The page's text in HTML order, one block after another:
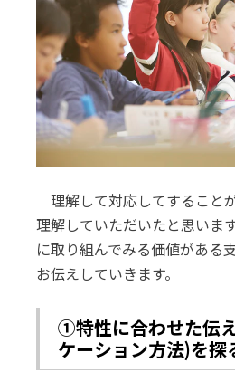
理解して対応してすること
理解していただいたと思いま
に取り組んでみる価値がある
お伝えしていきます。
①特性に合わせた伝
ケーション方法)を探